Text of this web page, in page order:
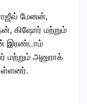
மேனன்,
கிஷோர் மற்றும்
இரண்டாம்
மற்றும் அனுராக்